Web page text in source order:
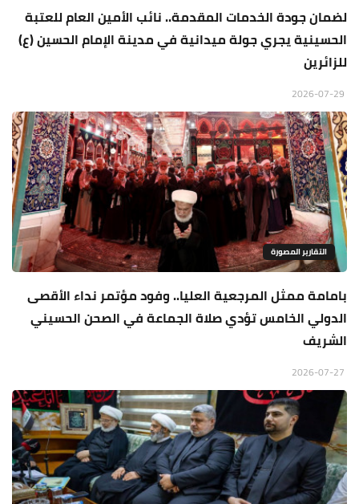
لضمان جودة الخدمات المقدمة.. نائب الأمين العام للعتبة
الحسينية يجري جولة ميدانية في مدينة الإمام الحسين (ع)
للزائرين
التقارير المصورة
بامامة ممثل المرجعية العليا.. وفود مؤتمر نداء الأقصى
الدولي الخامس تؤدي صلاة الجماعة في الصحن الحسيني
الشريف